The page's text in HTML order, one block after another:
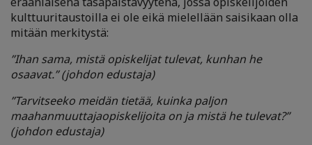
kulttuuritaustoilla ei ole eikä mielellään saisikaan olla
mitään merkitystä:
”Ihan sama, mistä opiskelijat tulevat, kunhan he
osaavat.” (johdon edustaja)
”Tarvitseeko meidän tietää, kuinka paljon
maahanmuuttajaopiskelijoita on ja mistä he tulevat?”
(johdon edustaja)